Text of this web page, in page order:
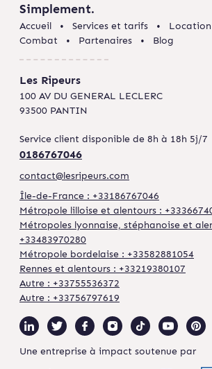
Simplement.
Accueil Services et tarifs
Location
Combat
Partenaires Blog
Les Ripeurs
100 AV DU GENERAL LECLERC
93500 PANTIN
Service client disponible de 8h à 18h 5j/7
0186767046
contact@lesripeurs.com
Île-de-France : +33186767046
Métropole lilloise et alentours :
Métropoles lyonnaise, stéphanoise et
+33483970280
Métropole bordelaise : +33582881054
Rennes et alentours : +33219380107
Autre : +33755536372
Autre : +33756797619
Une entreprise à impact soutenue par